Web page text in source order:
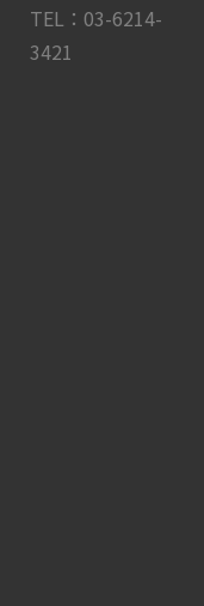
TEL：03-6214-
3421